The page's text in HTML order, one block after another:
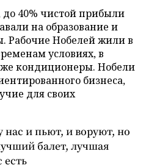
до 40% чистой прибыли
на образование и
Рабочие Нобелей жили в
условиях, в
кондиционеры. Нобели
бизнеса,
для своих
нас и пьют, и воруют, но
балет, лучшая
есть